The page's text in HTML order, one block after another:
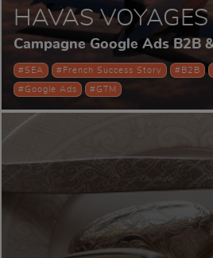
HAVAS VOYAGES
Campagne Google Ads B2B
#SEA #French Success Story #B2B
#Google Ads #GTM